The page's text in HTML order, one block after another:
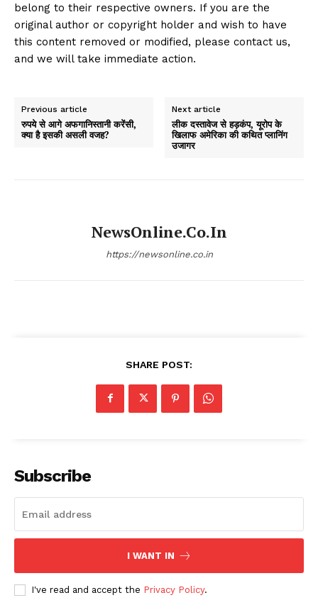
belong to their respective owners. If you are the
original author or copyright holder and wish to have
this content removed or modified, please contact us,
and we will take immediate action.
Previous article
रुपये से आगे अफगानिस्तानी करेंसी,
क्या है इसकी असली वजह?
Next article
लीक दस्तावेज से हड़कंप, यूरोप के
खिलाफ अमेरिका की कथित प्लानिंग
उजागर
NewsOnline.co.in
https://newsonline.co.in
SHARE POST:
Subscribe
I WANT IN
I've read and accept the Privacy Policy.